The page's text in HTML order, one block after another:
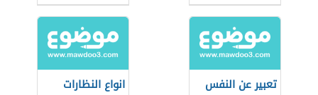
الأردني
تعبير عن النفس انواع النظارات